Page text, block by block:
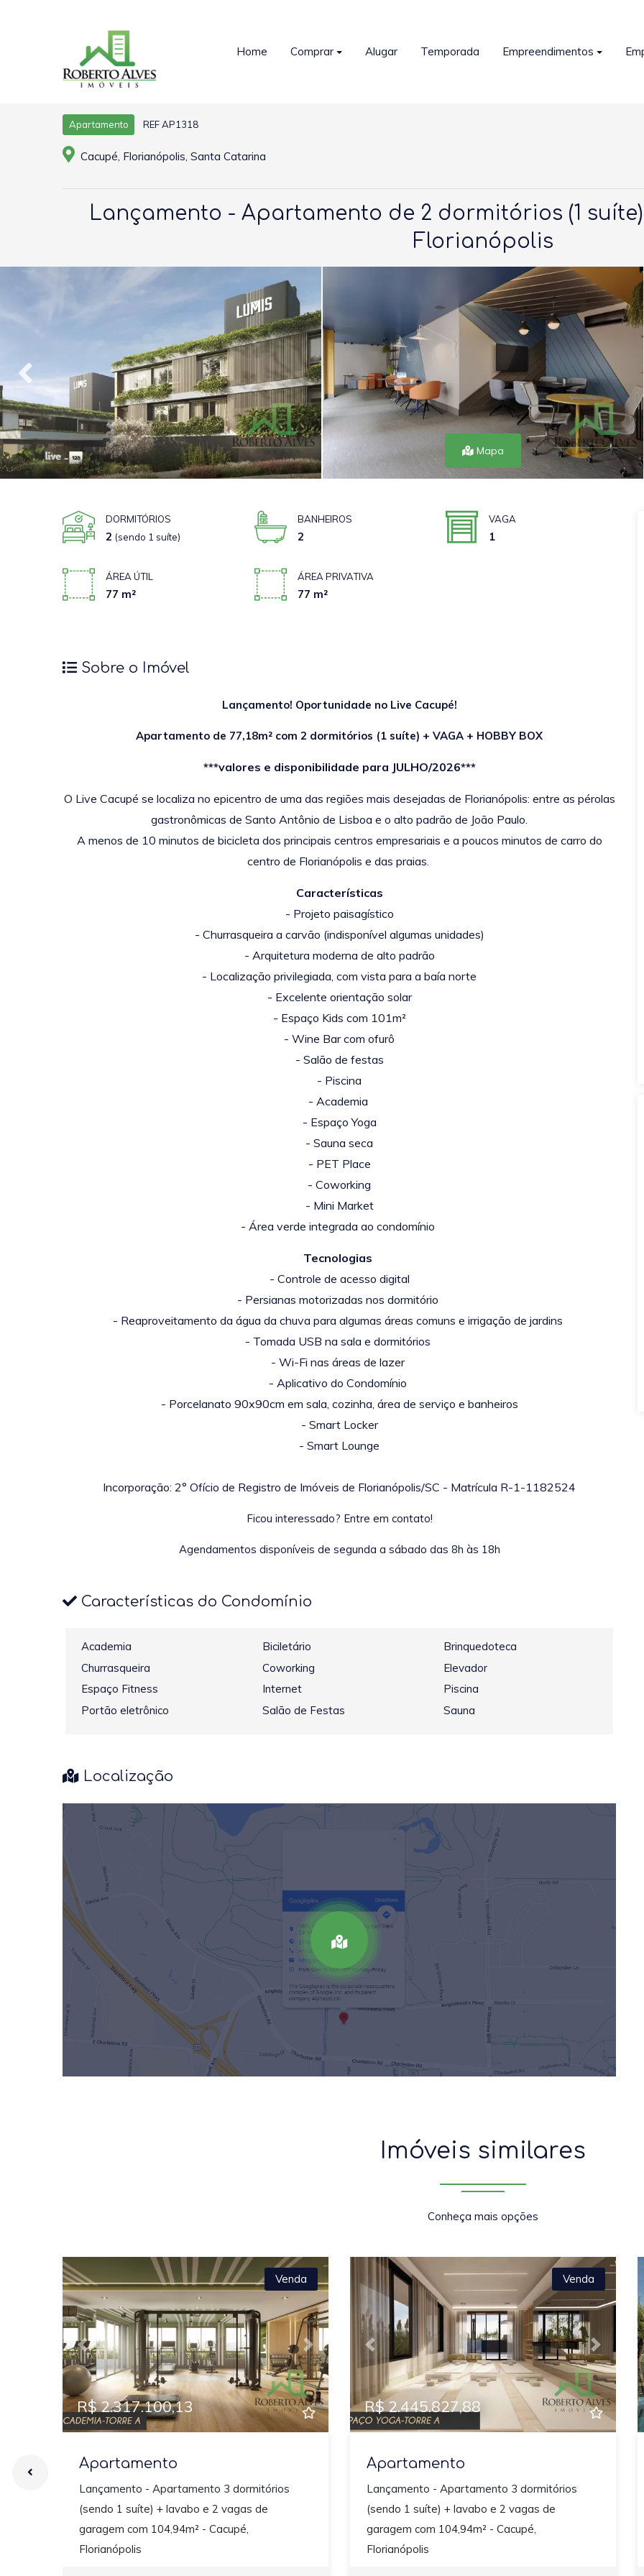
Home Comprar Alugar Temporada Empreendimentos
Apartamento REF AP1318
Cacupé, Florianópolis, Santa Catarina
Lançamento - Apartamento de 2 dormitórios (1 suíte)
Florianópolis
Mapa
DORMITÓRIOS
2 (sendo 1 suíte)
BANHEIROS
2
VAGA
1
ÁREA ÚTIL
77 m²
ÁREA PRIVATIVA
77 m²
Sobre o Imóvel
Lançamento! Oportunidade no Live Cacupé!
Apartamento de 77,18m² com 2 dormitórios (1 suíte) + VAGA + HOBBY BOX
***valores e disponibilidade para JULHO/2026***
O Live Cacupé se localiza no epicentro de uma das regiões mais desejadas de Florianópolis: entre as pérolas
gastronômicas de Santo Antônio de Lisboa e o alto padrão de João Paulo.
A menos de 10 minutos de bicicleta dos principais centros empresariais e a poucos minutos de carro do
centro de Florianópolis e das praias.
Características
- Projeto paisagístico
- Churrasqueira a carvão (indisponível algumas unidades)
- Arquitetura moderna de alto padrão
- Localização privilegiada, com vista para a baía norte
- Excelente orientação solar
- Espaço Kids com 101m²
- Wine Bar com ofurô
- Salão de festas
- Piscina
- Academia
- Espaço Yoga
- Sauna seca
- PET Place
- Coworking
- Mini Market
- Área verde integrada ao condomínio
Tecnologias
- Controle de acesso digital
- Persianas motorizadas nos dormitório
- Reaproveitamento da água da chuva para algumas áreas comuns e irrigação de jardins
- Tomada USB na sala e dormitórios
- Wi-Fi nas áreas de lazer
- Aplicativo do Condomínio
- Porcelanato 90x90cm em sala, cozinha, área de serviço e banheiros
- Smart Locker
- Smart Lounge
Incorporação: 2° Ofício de Registro de Imóveis de Florianópolis/SC - Matrícula R-1-1182524
Ficou interessado? Entre em contato!
Agendamentos disponíveis de segunda a sábado das 8h às 18h
Características do Condomínio
Academia Biciletário
Brinquedoteca
Churrasqueira
Coworking
Elevador
Espaço Fitness
Internet
Piscina
Portão eletrônico
Salão de Festas Sauna
Localização
Imóveis similares
Conheça mais opções
Previous Next
Venda
R$ 2.317.100,13
Apartamento
Lançamento - Apartamento 3 dormitórios
(sendo 1 suíte) + lavabo e 2 vagas de
garagem com 104,94m² - Cacupé,
Florianópolis
Previous Next
Venda
R$ 2.445.827,88
Apartamento
Lançamento - Apartamento 3 dormitórios
(sendo 1 suíte) + lavabo e 2 vagas de
garagem com 104,94m² - Cacupé,
Florianópolis